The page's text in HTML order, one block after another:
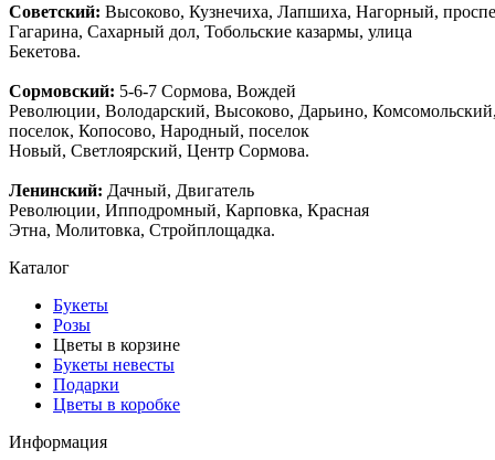
Советский: Высоково, Кузнечиха, Лапшиха, Нагорный,
Гагарина, Сахарный дол, Тобольские казармы, улица
Бекетова.
Сормовский: 5-6-7 Сормова, Вождей
Революции, Володарский, Высоково, Дарьино,
поселок, Копосово, Народный, поселок
Новый, Светлоярский, Центр Сормова.
Ленинский: Дачный, Двигатель
Революции, Ипподромный, Карповка, Красная
Этна, Молитовка, Стройплощадка.
Каталог
Букеты
Розы
Цветы в корзине
Букеты невесты
Подарки
Цветы в коробке
Информация